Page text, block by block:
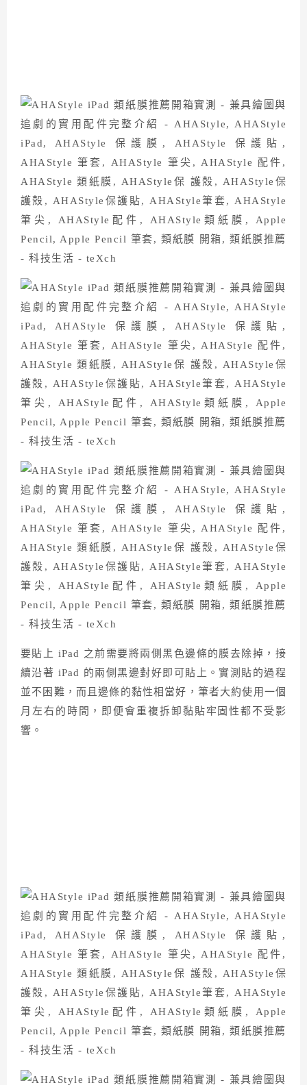
要貼上 iPad 之前需要將兩側黑色邊條的膜去除掉，接
續沿著 iPad 的兩側黑邊對好即可貼上。實測貼的過程
並不困難，而且邊條的黏性相當好，筆者大約使用一個
月左右的時間，即便會重複拆卸黏貼牢固性都不受影
響。